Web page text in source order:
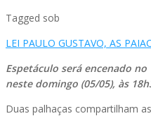
Tagged sob
LEI PAULO GUSTAVO, AS
Espetáculo será encenado
neste domingo (05/05), às
Duas palhaças compartilham